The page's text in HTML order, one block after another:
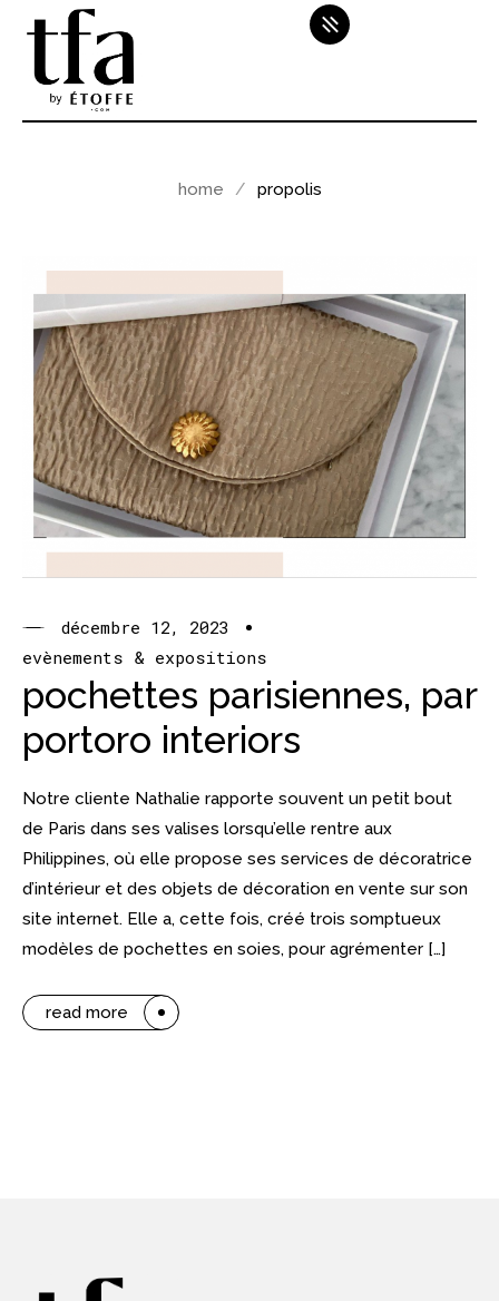
home propolis
décembre 12, 2023
evènements & expositions
pochettes parisiennes, par
portoro interiors
Notre cliente Nathalie rapporte souvent un petit bout
de Paris dans ses valises lorsqu’elle rentre aux
Philippines, où elle propose ses services de décoratrice
d’intérieur et des objets de décoration en vente sur son
site internet. Elle a, cette fois, créé trois somptueux
modèles de pochettes en soies, pour agrémenter […]
read more